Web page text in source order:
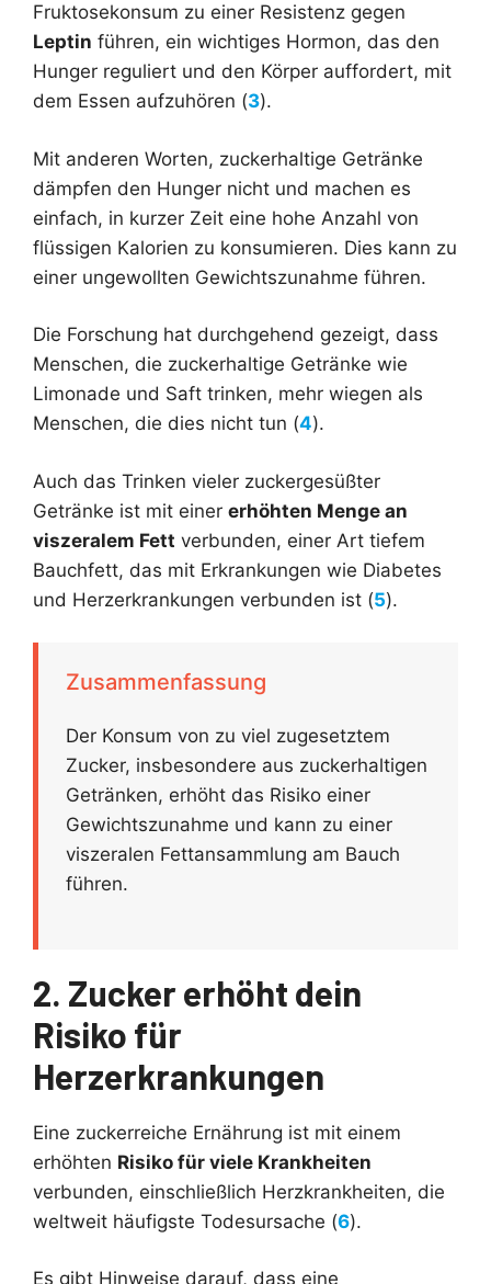
Fruktosekonsum zu einer Resistenz gegen
Leptin führen, ein wichtiges Hormon, das den
Hunger reguliert und den Körper auffordert, mit
dem Essen aufzuhören (3).
Mit anderen Worten, zuckerhaltige Getränke
dämpfen den Hunger nicht und machen es
einfach, in kurzer Zeit eine hohe Anzahl von
flüssigen Kalorien zu konsumieren. Dies kann zu
einer ungewollten Gewichtszunahme führen.
Die Forschung hat durchgehend gezeigt, dass
Menschen, die zuckerhaltige Getränke wie
Limonade und Saft trinken, mehr wiegen als
Menschen, die dies nicht tun (4).
Auch das Trinken vieler zuckergesüßter
Getränke ist mit einer erhöhten Menge an
viszeralem Fett verbunden, einer Art tiefem
Bauchfett, das mit Erkrankungen wie Diabetes
und Herzerkrankungen verbunden ist (5).
Zusammenfassung
Der Konsum von zu viel zugesetztem
Zucker, insbesondere aus zuckerhaltigen
Getränken, erhöht das Risiko einer
Gewichtszunahme und kann zu einer
viszeralen Fettansammlung am Bauch
führen.
2. Zucker erhöht dein
Risiko für
Herzerkrankungen
Eine zuckerreiche Ernährung ist mit einem
erhöhten Risiko für viele Krankheiten
verbunden, einschließlich Herzkrankheiten, die
weltweit häufigste Todesursache (6).
Es gibt Hinweise darauf, dass eine